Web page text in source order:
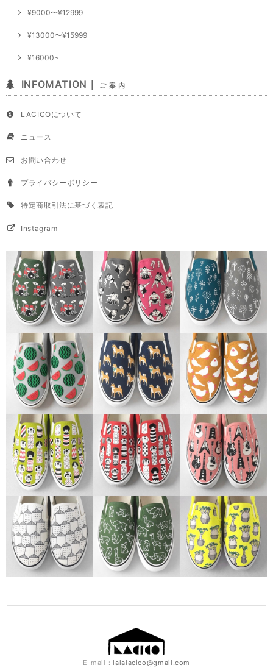
¥9000〜¥12999
¥13000〜¥15999
¥16000~
INFOMATION｜ ご 案 内
LACICOについて
ニュース
お問い合わせ
プライバシーポリシー
特定商取引法に基づく表記
Instagram
E-mail：lalalacico@gmail.com